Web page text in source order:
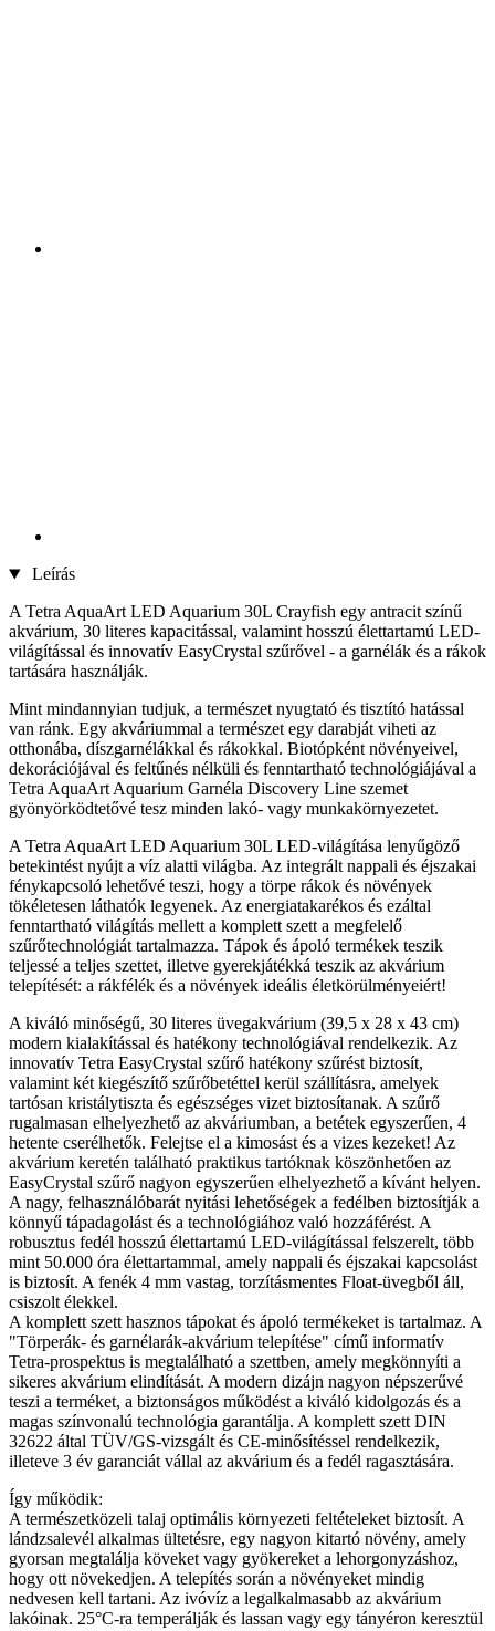
Leírás
A Tetra AquaArt LED Aquarium 30L Crayfish egy antracit színű
akvárium, 30 literes kapacitással, valamint hosszú élettartamú LED-
világítással és innovatív EasyCrystal szűrővel - a garnélák és a rákok
tartására használják.
Mint mindannyian tudjuk, a természet nyugtató és tisztító hatással
van ránk. Egy akváriummal a természet egy darabját viheti az
otthonába, díszgarnélákkal és rákokkal. Biotópként növényeivel,
dekorációjával és feltűnés nélküli és fenntartható technológiájával a
Tetra AquaArt Aquarium Garnéla Discovery Line szemet
gyönyörködtetővé tesz minden lakó- vagy munkakörnyezetet.
A Tetra AquaArt LED Aquarium 30L LED-világítása lenyűgöző
betekintést nyújt a víz alatti világba. Az integrált nappali és éjszakai
fénykapcsoló lehetővé teszi, hogy a törpe rákok és növények
tökéletesen láthatók legyenek. Az energiatakarékos és ezáltal
fenntartható világítás mellett a komplett szett a megfelelő
szűrőtechnológiát tartalmazza. Tápok és ápoló termékek teszik
teljessé a teljes szettet, illetve gyerekjátékká teszik az akvárium
telepítését: a rákfélék és a növények ideális életkörülményeiért!
A kiváló minőségű, 30 literes üvegakvárium (39,5 x 28 x 43 cm)
modern kialakítással és hatékony technológiával rendelkezik. Az
innovatív Tetra EasyCrystal szűrő hatékony szűrést biztosít,
valamint két kiegészítő szűrőbetéttel kerül szállításra, amelyek
tartósan kristálytiszta és egészséges vizet biztosítanak. A szűrő
rugalmasan elhelyezhető az akváriumban, a betétek egyszerűen, 4
hetente cserélhetők. Felejtse el a kimosást és a vizes kezeket! Az
akvárium keretén található praktikus tartóknak köszönhetően az
EasyCrystal szűrő nagyon egyszerűen elhelyezhető a kívánt helyen.
A nagy, felhasználóbarát nyitási lehetőségek a fedélben biztosítják a
könnyű tápadagolást és a technológiához való hozzáférést. A
robusztus fedél hosszú élettartamú LED-világítással felszerelt, több
mint 50.000 óra élettartammal, amely nappali és éjszakai kapcsolást
is biztosít. A fenék 4 mm vastag, torzításmentes Float-üvegből áll,
csiszolt élekkel.
A komplett szett hasznos tápokat és ápoló termékeket is tartalmaz. A
"Törperák- és garnélarák-akvárium telepítése" című informatív
Tetra-prospektus is megtalálható a szettben, amely megkönnyíti a
sikeres akvárium elindítását. A modern dizájn nagyon népszerűvé
teszi a terméket, a biztonságos működést a kiváló kidolgozás és a
magas színvonalú technológia garantálja. A komplett szett DIN
32622 által TÜV/GS-vizsgált és CE-minősítéssel rendelkezik,
illeteve 3 év garanciát vállal az akvárium és a fedél ragasztására.
Így működik:
A természetközeli talaj optimális környezeti feltételeket biztosít. A
lándzsalevél alkalmas ültetésre, egy nagyon kitartó növény, amely
gyorsan megtalálja köveket vagy gyökereket a lehorgonyzáshoz,
hogy ott növekedjen. A telepítés során a növényeket mindig
nedvesen kell tartani. Az ivóvíz a legalkalmasabb az akvárium
lakóinak. 25°C-ra temperálják és lassan vagy egy tányéron keresztül